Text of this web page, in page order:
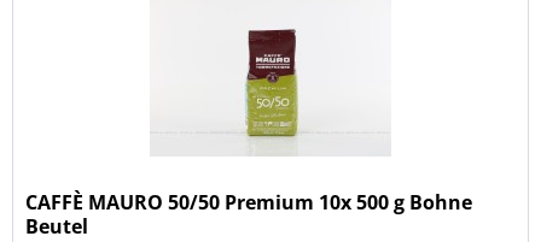
CAFFÈ MAURO 50/50 Premium 10x 500 g Bohne
Beutel